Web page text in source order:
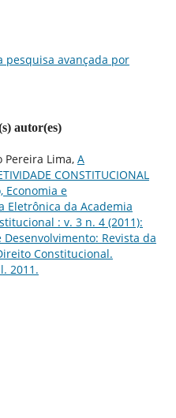
pesquisa avançada por
autor(es)
Pereira Lima, A
CONSTITUCIONAL
Economia e
Eletrônica da Academia
: v. 3 n. 4 (2011):
Revista da
Constitucional.
2011.